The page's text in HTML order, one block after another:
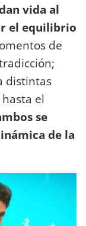
vida al
el equilibrio
de
distintas
el
se
de la